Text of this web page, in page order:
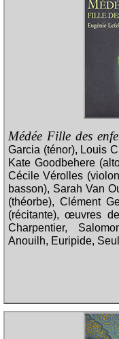
Médée Fille des
Garcia (ténor), Louis
Kate Goodbehere
Cécile Vérolles
basson), Sarah Van
(théorbe), Clément
(récitante), œuvres
Charpentier,
Anouilh, Euripide,